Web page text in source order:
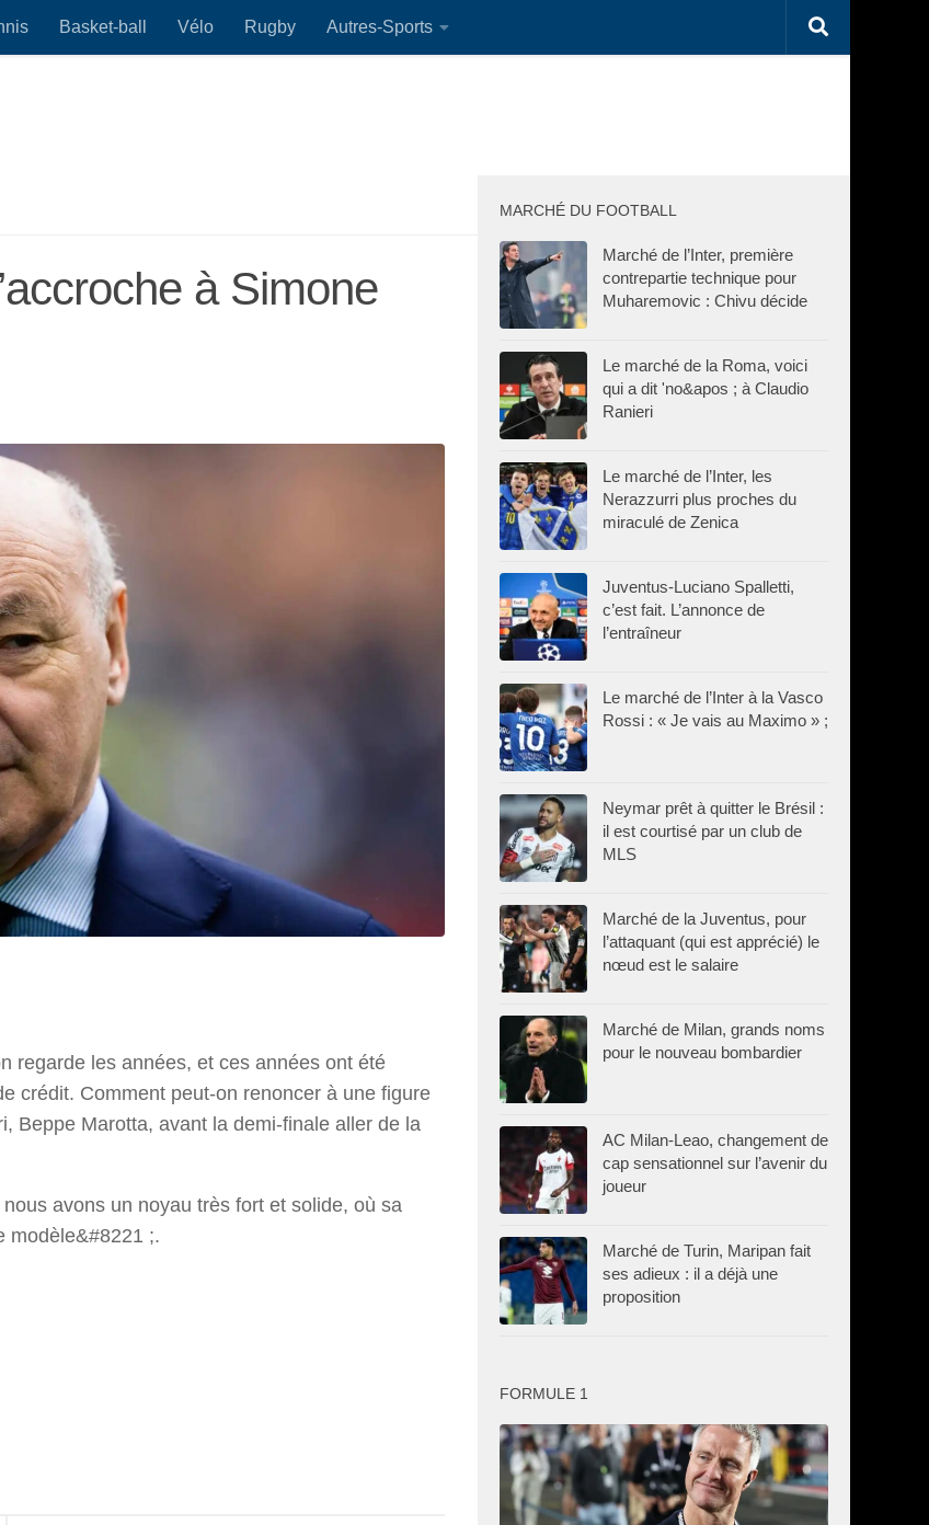
Basket-ball Vélo Rugby Autres-Sports
à Simone
regarde les années, et ces années ont été
crédit. Comment peut-on renoncer à une figure
Beppe Marotta, avant la demi-finale aller de la
avons un noyau très fort et solide, où sa
modèle&#8221 ;.
MARCHÉ DU FOOTBALL
Marché de l’Inter, première
contrepartie technique pour
Muharemovic : Chivu décide
Le marché de la Roma, voici
qui a dit 'no&apos ; à Claudio
Ranieri
Le marché de l’Inter, les
Nerazzurri plus proches du
miraculé de Zenica
Juventus-Luciano Spalletti,
c’est fait. L’annonce de
l’entraîneur
Le marché de l’Inter à la Vasco
Rossi : « Je vais au Maximo » ;
Neymar prêt à quitter le Brésil :
il est courtisé par un club de
MLS
Marché de la Juventus, pour
l’attaquant (qui est apprécié) le
nœud est le salaire
Marché de Milan, grands noms
pour le nouveau bombardier
AC Milan-Leao, changement de
cap sensationnel sur l’avenir du
joueur
Marché de Turin, Maripan fait
ses adieux : il a déjà une
proposition
FORMULE 1